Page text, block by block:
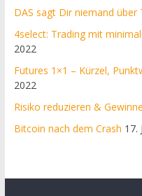
DAS sagt Dir niemand über
4select: Trading mit
2022
Futures 1×1 – Kürzel,
2022
Risiko reduzieren &
Bitcoin nach dem Crash 17.